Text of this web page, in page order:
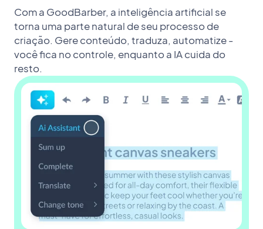
Com a GoodBarber, a inteligência artificial se
torna uma parte natural de seu processo de
criação. Gere conteúdo, traduza, automatize -
você fica no controle, enquanto a IA cuida do
resto.